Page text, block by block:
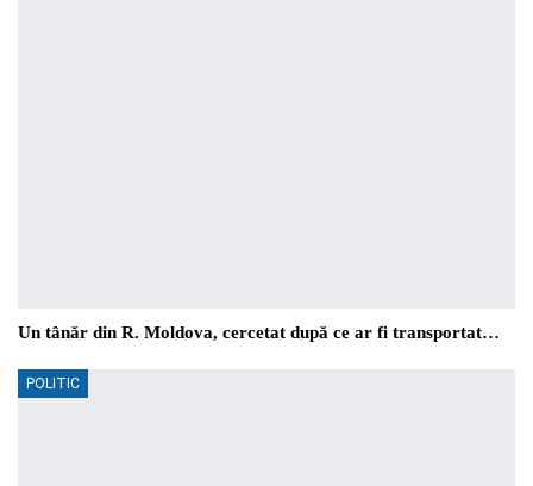
Un tânăr din R. Moldova, cercetat după ce ar fi transportat…
POLITIC